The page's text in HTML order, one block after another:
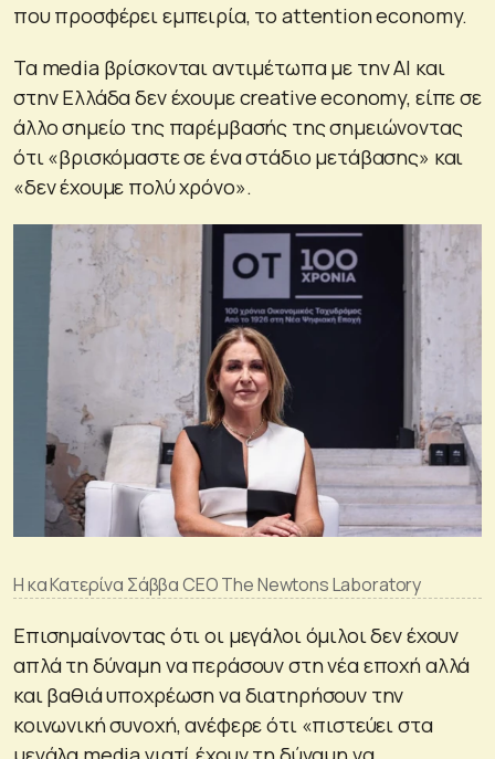
που προσφέρει εμπειρία, το attention economy.
Τα media βρίσκονται αντιμέτωπα με την AΙ και
στην Ελλάδα δεν έχουμε creative economy, είπε σε
άλλο σημείο της παρέμβασής της σημειώνοντας
ότι «βρισκόμαστε σε ένα στάδιο μετάβασης» και
«δεν έχουμε πολύ χρόνο».
Η κα Κατερίνα Σάββα CEO The Newtons Laboratory
Επισημαίνοντας ότι οι μεγάλοι όμιλοι δεν έχουν
απλά τη δύναμη να περάσουν στη νέα εποχή αλλά
και βαθιά υποχρέωση να διατηρήσουν την
κοινωνική συνοχή, ανέφερε ότι «πιστεύει στα